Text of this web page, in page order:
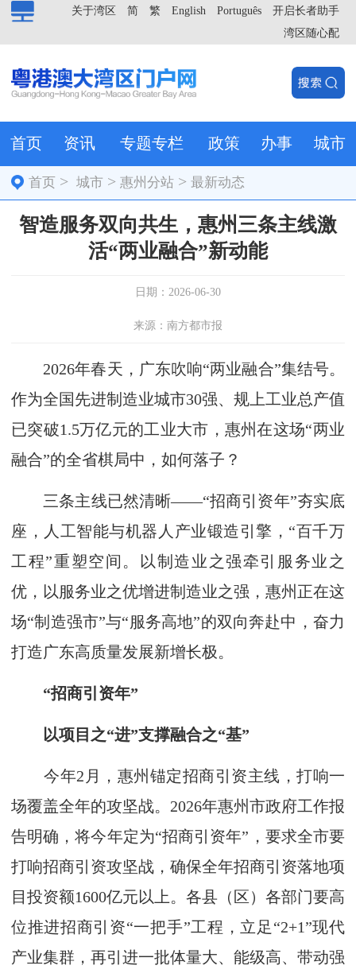
开启长者助手
Português
English
繁
简
关于湾区
湾区随心配
首页 资讯 专题专栏 政策 办事 城市
首页 >城市 >惠州分站 >最新动态
智造服务双向共生，惠州三条主线激
活“两业融合”新动能
日期：2026-06-30
来源：南方都市报
2026年春天，广东吹响“两业融合”集结号。
作为全国先进制造业城市30强、规上工业总产值
已突破1.5万亿元的工业大市，惠州在这场“两业
融合”的全省棋局中，如何落子？
三条主线已然清晰——“招商引资年”夯实底
座，人工智能与机器人产业锻造引擎，“百千万
工程”重塑空间。以制造业之强牵引服务业之
优，以服务业之优增进制造业之强，惠州正在这
场“制造强市”与“服务高地”的双向奔赴中，奋力
打造广东高质量发展新增长极。
“招商引资年”
以项目之“进”支撑融合之“基”
今年2月，惠州锚定招商引资主线，打响一
场覆盖全年的攻坚战。2026年惠州市政府工作报
告明确，将今年定为“招商引资年”，要求全市要
打响招商引资攻坚战，确保全年招商引资落地项
目投资额1600亿元以上。各县（区）各部门要高
位推进招商引资“一把手”工程，立足“2+1”现代
产业集群，再引进一批体量大、能级高、带动强